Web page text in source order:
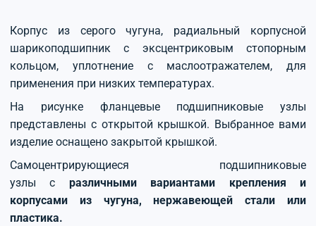
Корпус из серого чугуна, радиальный корпусной
шарикоподшипник с эксцентриковым стопорным
кольцом, уплотнение с маслоотражателем, для
применения при низких температурах.
На рисунке фланцевые подшипниковые узлы
представлены с открытой крышкой. Выбранное вами
изделие оснащено закрытой крышкой.
Самоцентрирующиеся подшипниковые
узлы с различными вариантами крепления и
корпусами из чугуна, нержавеющей стали или
пластика.